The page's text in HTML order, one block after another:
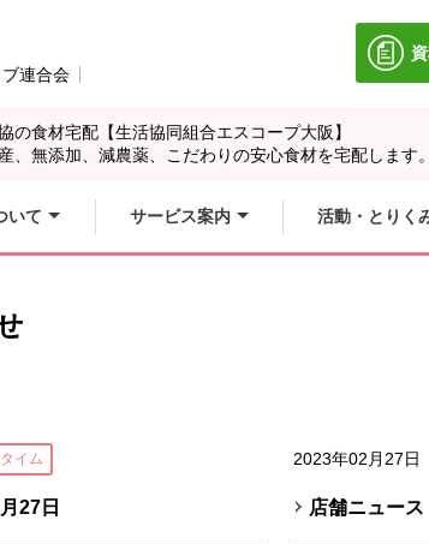
連合会
の食材宅配【生活協同組合エスコープ大阪】
、無添加、減農薬、こだわりの安心食材を宅配します。
いて サービス案内 活動・とりく
イム
27日
2023年02月27日
店舗ニュー